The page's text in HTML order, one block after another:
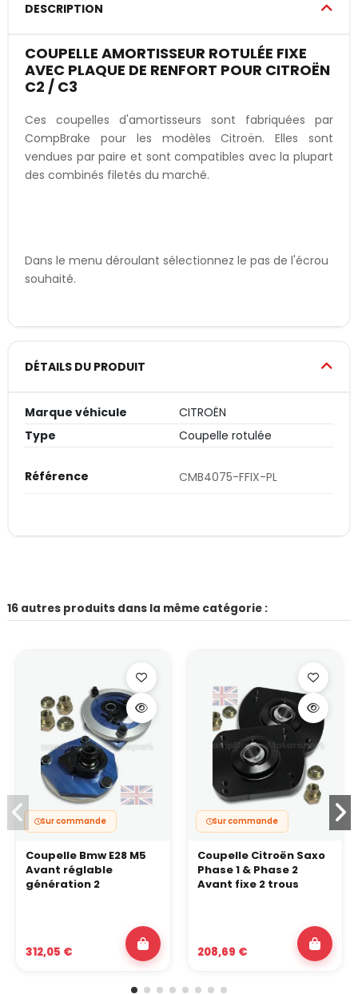
DESCRIPTION
COUPELLE AMORTISSEUR ROTULÉE FIXE
AVEC PLAQUE DE RENFORT POUR CITROËN
C2 / C3
Ces coupelles d'amortisseurs sont fabriquées par
CompBrake pour les modèles Citroën. Elles sont
vendues par paire et sont compatibles avec la plupart
des combinés filetés du marché.
Dans le menu déroulant sélectionnez le pas de l'écrou
souhaité.
DÉTAILS DU PRODUIT
Marque véhicule
CITROËN
Type
Coupelle rotulée
Référence CMB4075-FFIX-PL
16 autres produits dans la même catégorie :
Sur commande
Coupelle Bmw E28 M5
Avant réglable
génération 2
312,05 €
Sur commande
Coupelle Citroën Saxo
Phase 1 & Phase 2
Avant fixe 2 trous
208,69 €